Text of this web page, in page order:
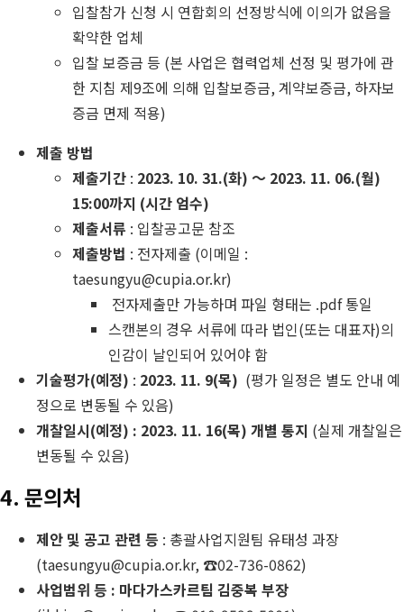
입찰참가 신청 시 연합회의 선정방식에 이의가 없음을
확약한 업체
입찰 보증금 등 (본 사업은 협력업체 선정 및 평가에 관
한 지침 제9조에 의해 입찰보증금, 계약보증금, 하자보
증금 면제 적용)
제출 방법
제출기간 : 2023. 10. 31.(화) ～ 2023. 11. 06.(월)
15:00까지 (시간 엄수)
제출서류 : 입찰공고문 참조
제출방법 : 전자제출 (이메일 :
taesungyu@cupia.or.kr)
전자제출만 가능하며 파일 형태는 .pdf 통일
스캔본의 경우 서류에 따라 법인(또는 대표자)의
인감이 날인되어 있어야 함
기술평가(예정) : 2023. 11. 9(목) (평가 일정은 별도 안내 예
정으로 변동될 수 있음)
개찰일시(예정) : 2023. 11. 16(목) 개별 통지 (실제 개찰일은
변동될 수 있음)
4. 문의처
제안 및 공고 관련 등 : 총괄사업지원팀 유태성 과장
(taesungyu@cupia.or.kr, ☎02-736-0862)
사업범위 등 : 마다가스카르팀 김중복 부장